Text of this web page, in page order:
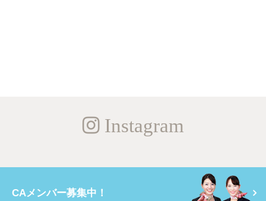
Instagram
CAメンバー募集中！